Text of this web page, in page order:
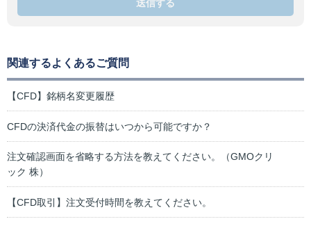
送信する
関連するよくあるご質問
【CFD】銘柄名変更履歴
CFDの決済代金の振替はいつから可能ですか？
注文確認画面を省略する方法を教えてください。（GMOクリ
ック 株）
【CFD取引】注文受付時間を教えてください。